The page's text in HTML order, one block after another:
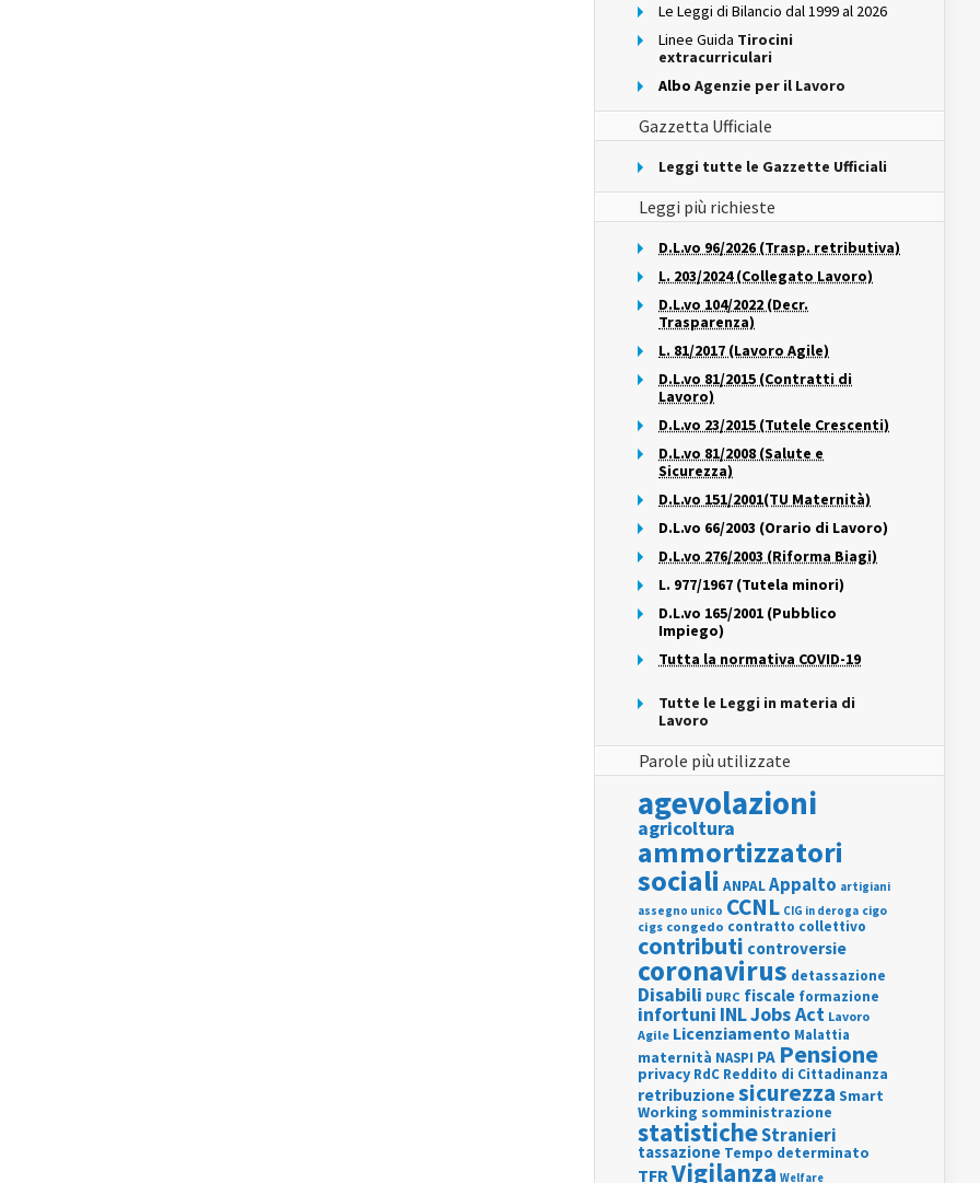
Le Leggi di Bilancio dal 1999 al 2026
Linee Guida Tirocini
extracurriculari
Albo Agenzie per il Lavoro
Gazzetta Ufficiale
Leggi tutte le Gazzette Ufficiali
Leggi più richieste
D.L.vo 96/2026 (Trasp. retributiva)
L. 203/2024 (Collegato Lavoro)
D.L.vo 104/2022 (Decr.
Trasparenza)
L. 81/2017 (Lavoro Agile)
D.L.vo 81/2015 (Contratti di
Lavoro)
D.L.vo 23/2015 (Tutele Crescenti)
D.L.vo 81/2008 (Salute e
Sicurezza)
D.L.vo 151/2001(TU Maternità)
D.L.vo 66/2003 (Orario di Lavoro)
D.L.vo 276/2003 (Riforma Biagi)
L. 977/1967 (Tutela minori)
D.L.vo 165/2001 (Pubblico
Impiego)
Tutta la normativa COVID-19
Tutte le Leggi in materia di
Lavoro
Parole più utilizzate
agevolazioni
agricoltura
ammortizzatori
sociali ANPALAppalto artigiani
assegno unico CCNL CIG in deroga cigo
cigs congedo contratto collettivo
contributi controversie
coronavirus detassazione
Disabili DURC fiscale formazione
infortuni INLJobs Act Lavoro
Agile Licenziamento Malattia
maternità NASPI PA Pensione
privacy RdC Reddito di Cittadinanza
retribuzionesicurezza Smart
Working somministrazione
statisticheStranieri
tassazione Tempo determinato
TFRVigilanza Welfare